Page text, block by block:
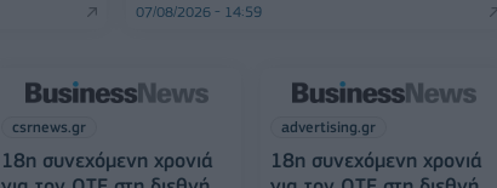
07/08/2026 - 14:59
csrnews.gr
18η συνεχόμενη χρονιά
advertising.gr
18η συνεχόμενη χρονιά